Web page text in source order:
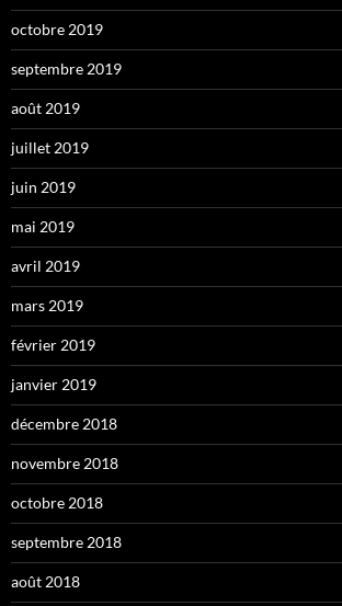
octobre 2019
septembre 2019
août 2019
juillet 2019
juin 2019
mai 2019
avril 2019
mars 2019
février 2019
janvier 2019
décembre 2018
novembre 2018
octobre 2018
septembre 2018
août 2018